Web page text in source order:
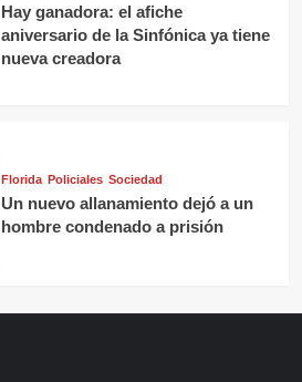
Hay ganadora: el afiche
aniversario de la Sinfónica ya tiene
nueva creadora
Florida Policiales Sociedad
Un nuevo allanamiento dejó a un
hombre condenado a prisión